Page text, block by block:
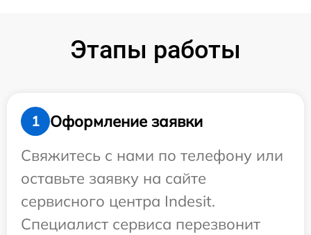
Этапы работы
1
Оформление заявки
Свяжитесь с нами по телефону или
оставьте заявку на сайте
сервисного центра Indesit.
Специалист сервиса перезвонит